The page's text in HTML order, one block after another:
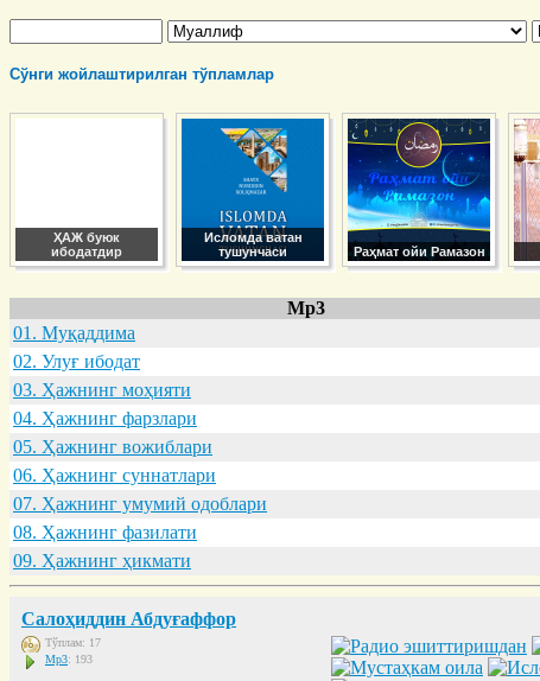
Сўнги жойлаштирилган тўпламлар
ҲАЖ буюк
ибодатдир
Исломда ватан
тушунчаси
Раҳмат ойи Рамазон
Mp3
01. Муқaддимa
02. Улуғ ибодaт
03. Ҳaжнинг моҳияти
04. Ҳaжнинг фaрзлaри
05. Ҳaжнинг вожиблaри
06. Ҳaжнинг суннaтлaри
07. Ҳaжнинг умумий одоблaри
08. Ҳaжнинг фaзилaти
09. Ҳaжнинг ҳикмaти
Салоҳиддин Абдуғаффор
Тўплам: 17
Mp3: 193